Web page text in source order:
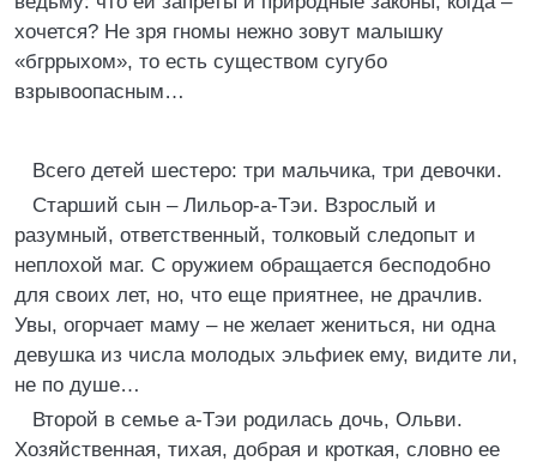
хочется? Не зря гномы нежно зовут малышку
«бгррыхом», то есть существом сугубо
взрывоопасным…
Всего детей шестеро: три мальчика, три девочки.
Старший сын – Лильор-а-Тэи. Взрослый и
разумный, ответственный, толковый следопыт и
неплохой маг. С оружием обращается бесподобно
для своих лет, но, что еще приятнее, не драчлив.
Увы, огорчает маму – не желает жениться, ни одна
девушка из числа молодых эльфиек ему, видите ли,
не по душе…
Второй в семье а-Тэи родилась дочь, Ольви.
Хозяйственная, тихая, добрая и кроткая, словно ее